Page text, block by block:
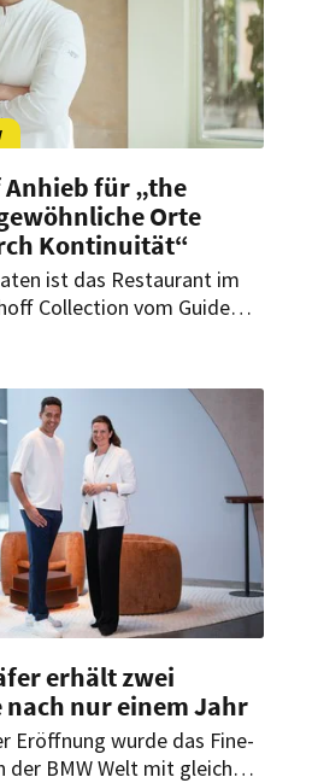
Anhieb für „the
Orte
Kontinuität“
ist das Restaurant im
Collection vom Guide
Nußbaumer über den
Erwartungen und die
als Genussdestination.
erhält zwei
nach nur einem Jahr
Eröffnung wurde das Fine-
der BMW Welt mit gleich